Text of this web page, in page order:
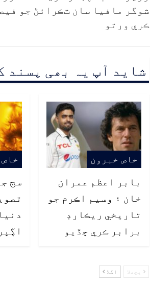
شوگر مافيا سان ٽڪرائڻ جو
ڪري ورتو
شاید آپ یہ بھی پسند
خاص خبرون
بابر اعظم عمران
خان ۽ وسيم اڪرم جو
تاريخي ريڪارڊ
برابر ڪري ڇڏيو
سج
پچھلا اگلا